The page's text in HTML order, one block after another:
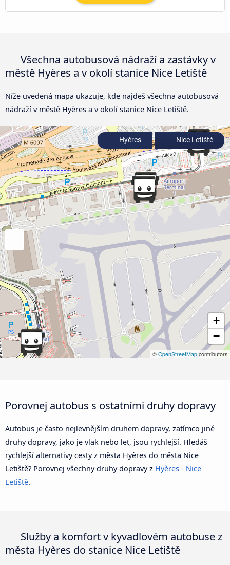
Všechna autobusová nádraží a zastávky v
městě Hyères a v okolí stanice Nice Letiště
Níže uvedená mapa ukazuje, kde najdeš všechna autobusová
nádraží v městě Hyères a v okolí stanice Nice Letiště.
+
−
© OpenStreetMap contributors
Hyères Nice Letiště
Porovnej autobus s ostatními druhy dopravy
Autobus je často nejlevnějším druhem dopravy, zatímco jiné
druhy dopravy, jako je vlak nebo let, jsou rychlejší. Hledáš
rychlejší alternativy cesty z města Hyères do města Nice
Letiště? Porovnej všechny druhy dopravy z Hyères - Nice
Letiště.
Služby a komfort v kyvadlovém autobuse z
města Hyères do stanice Nice Letiště